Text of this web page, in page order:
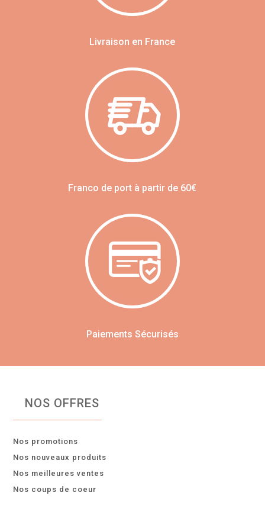
Livraison en France
Franco de port à partir de 60€
Paiements Sécurisés
NOS OFFRES
Nos promotions
Nos nouveaux produits
Nos meilleures ventes
Nos coups de coeur